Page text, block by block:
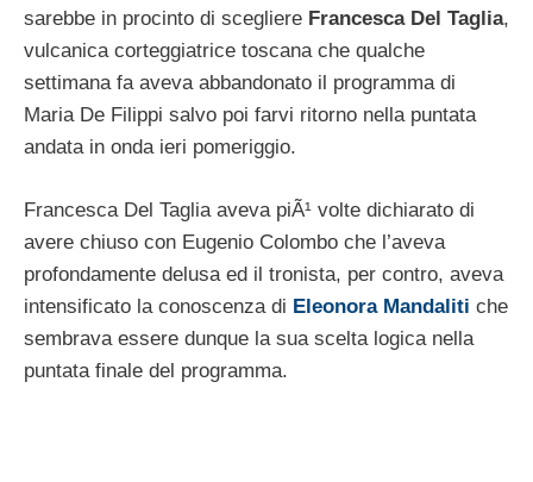
sarebbe in procinto di scegliere Francesca Del Taglia,
vulcanica corteggiatrice toscana che qualche
settimana fa aveva abbandonato il programma di
Maria De Filippi salvo poi farvi ritorno nella puntata
andata in onda ieri pomeriggio.
Francesca Del Taglia aveva piÃ¹ volte dichiarato di
avere chiuso con Eugenio Colombo che l’aveva
profondamente delusa ed il tronista, per contro, aveva
intensificato la conoscenza di Eleonora Mandaliti che
sembrava essere dunque la sua scelta logica nella
puntata finale del programma.